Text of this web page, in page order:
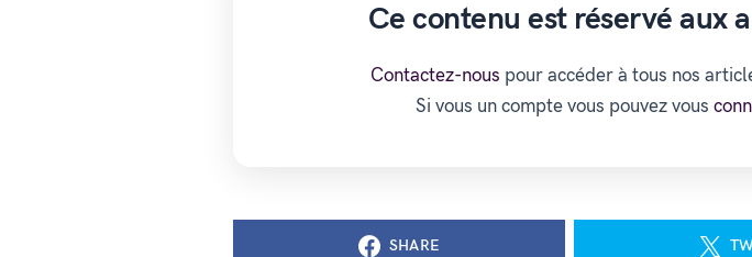
Ce contenu est réservé aux
Contactez-nous pour accéder à tous nos
Si vous un compte vous pouvez vous
SHARE